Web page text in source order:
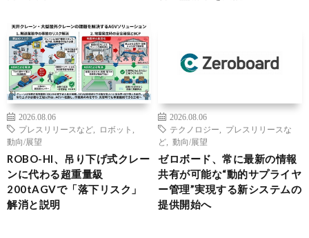
2026.08.06
プレスリリースなど
ロボット
動向/展望
ROBO-HI、吊り下げ式クレー
ンに代わる超重量級
200tAGVで「落下リスク」
解消と説明
2026.08.06
テクノロジー
プレスリリースな
ど
動向/展望
ゼロボード、常に最新の情報
共有が可能な“動的サプライヤ
ー管理”実現する新システムの
提供開始へ